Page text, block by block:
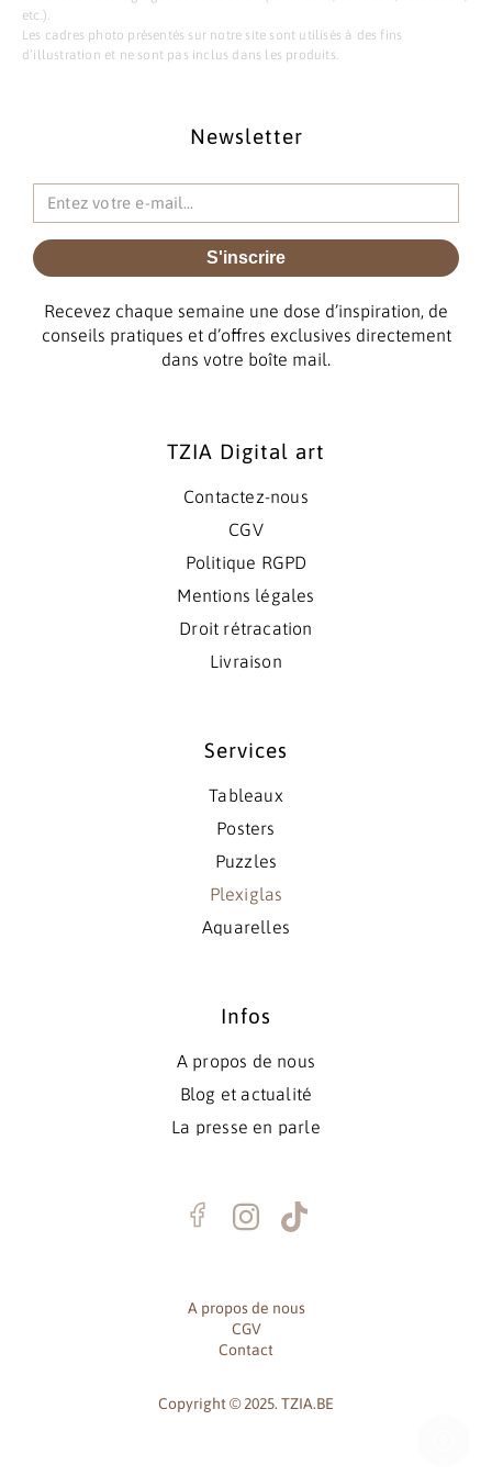
etc.).
Les cadres photo présentés sur notre site sont utilisés à des fins
d’illustration et ne sont pas inclus dans les produits.
Newsletter
S'inscrire
Recevez chaque semaine une dose d’inspiration, de
conseils pratiques et d’offres exclusives directement
dans votre boîte mail.
TZIA Digital art
Contactez-nous
CGV
Politique RGPD
Mentions légales
Droit rétracation
Livraison
Services
Tableaux
Posters
Puzzles
Plexiglas
Aquarelles
Infos
A propos de nous
Blog et actualité
La presse en parle
Copyright © 2025. TZIA.BE
A propos de nous
CGV
Contact